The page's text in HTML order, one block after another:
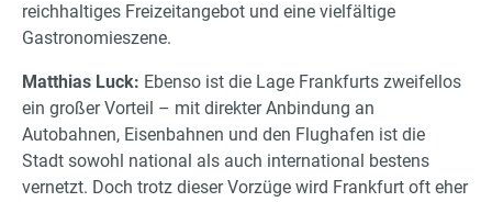
reichhaltiges Freizeitangebot und eine vielfältige
Gastronomieszene.
Matthias Luck: Ebenso ist die Lage Frankfurts zweifellos
ein großer Vorteil – mit direkter Anbindung an
Autobahnen, Eisenbahnen und den Flughafen ist die
Stadt sowohl national als auch international bestens
vernetzt. Doch trotz dieser Vorzüge wird Frankfurt oft eher